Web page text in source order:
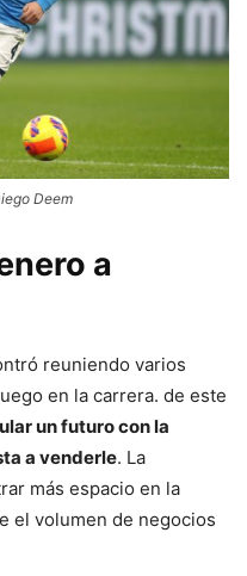
Deem
a
reuniendo varios
en la carrera. de este
un futuro con la
a venderle. La
más espacio en la
el volumen de negocios